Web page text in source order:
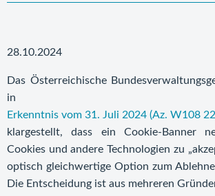
28.10.2024
Das Österreichische
in
Erkenntnis vom 31. Juli 2024 (Az. W108
klargestellt, dass ein Cookie-Banner
Cookies und andere Technologien zu
optisch gleichwertige Option zum
Die Entscheidung ist aus mehreren